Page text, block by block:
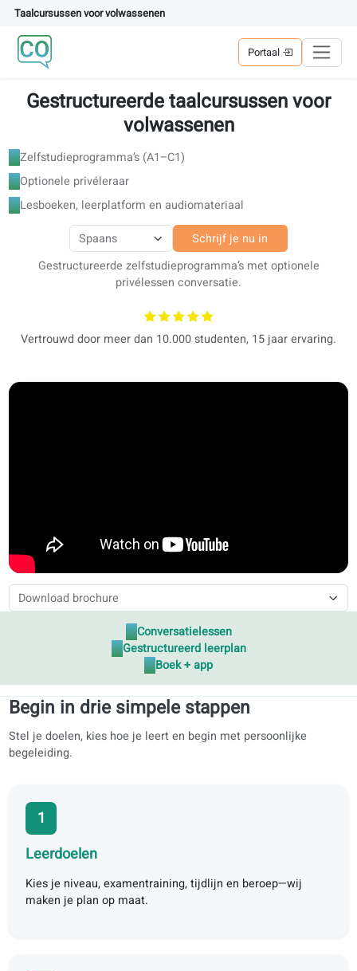
Taalcursussen voor volwassenen
Portaal
Gestructureerde taalcursussen
volwassenen
Zelfstudieprogramma’s (A1–C1)
Optionele privéleraar
Lesboeken, leerplatform en audiomateriaal
Schrijf je nu in
privélessen conversatie.
Conversatielessen
Gestructureerd leerplan
Boek + app
Stel je doelen, kies hoe je leert en begin met persoonlijke
begeleiding.
1